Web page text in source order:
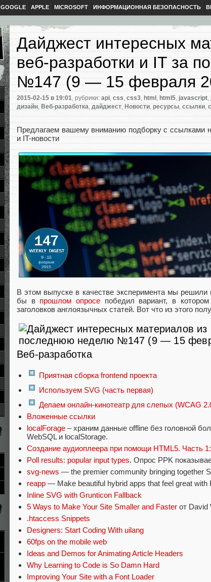
GOOGLE APPLE MICROSOFT ИНФОРМАЦИОННАЯ БЕЗОПАСНОСТЬ
Дайджест интересных
веб-разработки и IT за
№147 (9 — 15 февраля
2015-02-15 в 19:01, рубрики: api, css, css3, html , html5, javascript,
дизайн, Веб-разработка, дайджест, Новости, ресурсы, ссылки,
Предлагаем вашему вниманию подборку с ссылками
и IT-новости
В этом выпуске в качестве эксперимента мы
бы в прошлом опросе победил вариант, в
заголовков англоязычных статей. Вот что из этого
Веб-разработка
Приятная сборка frontend проекта
Используем SVG (часть первая)
Делаем онлайн-кинотеатр для слепых (WCAG
Вложенные ссылки
localForage – храним данные offline без головной
WebSQL и localStorage.
Создание аудиоплеера при помощи HTML5. Часть
Poll results: popular input types. Опрос PPK
svg-news — the premier community bringing together
reapp — Make beautiful hybrid apps that feel great with
Inline SVG with Grunticon Fallback
5 Ways to Make Your Site Smaller and Faster от David
.htaccess Snippets
Designers: Start Coding With uilang
60fps on the mobile web
Ideas and Demos for Animating Article Headers
Why Learning to Code is So Damn Hard
Improving Your Site with a Font Loader